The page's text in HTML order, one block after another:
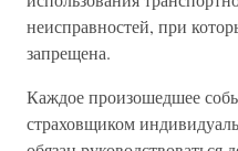
неисправностей, при
запрещена.
Каждое произошедшее
страховщиком